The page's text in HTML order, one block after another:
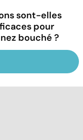
sont-elles
pour
bouché ?